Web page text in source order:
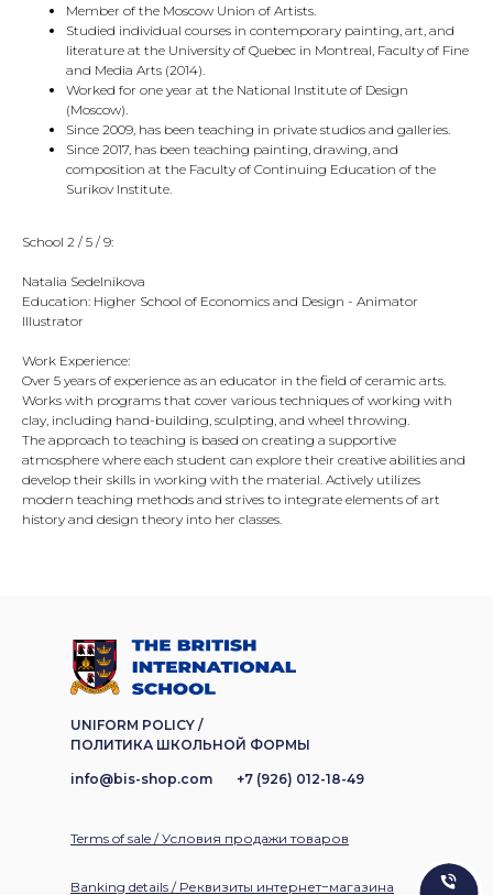
Member of the Moscow Union of Artists.
Studied individual courses in contemporary painting, art, and
literature at the University of Quebec in Montreal, Faculty of Fine
and Media Arts (2014).
Worked for one year at the National Institute of Design
(Moscow).
Since 2009, has been teaching in private studios and galleries.
Since 2017, has been teaching painting, drawing, and
composition at the Faculty of Continuing Education of the
Surikov Institute.
School 2 / 5 / 9:
Natalia Sedelnikova
Education: Higher School of Economics and Design - Animator
Illustrator
Work Experience:
Over 5 years of experience as an educator in the field of ceramic arts.
Works with programs that cover various techniques of working with
clay, including hand-building, sculpting, and wheel throwing.
The approach to teaching is based on creating a supportive
atmosphere where each student can explore their creative abilities and
develop their skills in working with the material. Actively utilizes
modern teaching methods and strives to integrate elements of art
history and design theory into her classes.
Terms of sale / Условия продажи товаров
Banking details / Реквизиты интернет−магазина
UNIFORM POLICY /
ПОЛИТИКА ШКОЛЬНОЙ ФОРМЫ
info@bis-shop.com +7 (926) 012-18-49